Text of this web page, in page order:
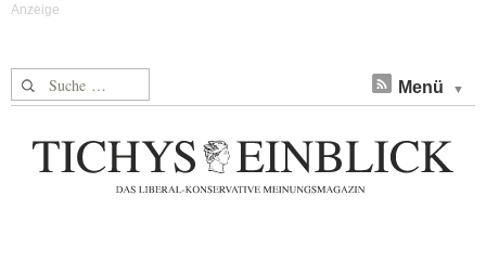
Suche nach: Menü